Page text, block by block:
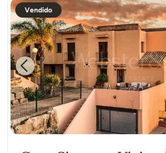
Vendido
Previous